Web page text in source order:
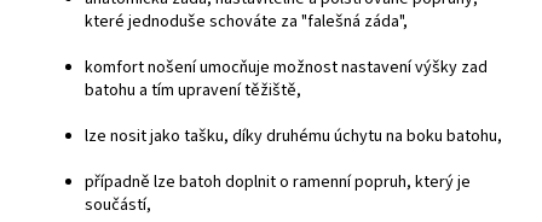
které jednoduše schováte za "falešná záda",
komfort nošení umocňuje možnost nastavení výšky zad
batohu a tím upravení těžiště,
lze nosit jako tašku, díky druhému úchytu na boku batohu,
případně lze batoh doplnit o ramenní popruh, který je
součástí,